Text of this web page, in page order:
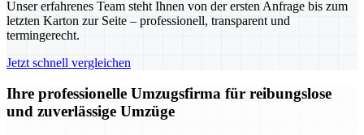
Unser erfahrenes Team steht Ihnen von der ersten Anfrage bis zum
letzten Karton zur Seite – professionell, transparent und
termingerecht.
Jetzt schnell vergleichen
Ihre professionelle Umzugsfirma für reibungslose
und zuverlässige Umzüge